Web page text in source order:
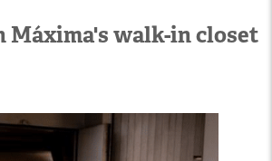
Máxima's walk-in closet